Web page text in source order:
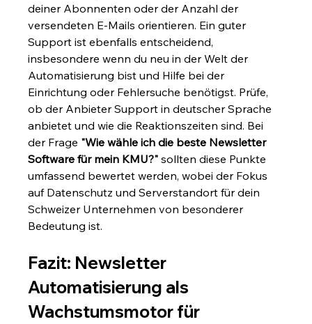
deiner Abonnenten oder der Anzahl der
versendeten E-Mails orientieren. Ein guter
Support ist ebenfalls entscheidend,
insbesondere wenn du neu in der Welt der
Automatisierung bist und Hilfe bei der
Einrichtung oder Fehlersuche benötigst. Prüfe,
ob der Anbieter Support in deutscher Sprache
anbietet und wie die Reaktionszeiten sind. Bei
der Frage "Wie wähle ich die beste Newsletter
Software für mein KMU?" sollten diese Punkte
umfassend bewertet werden, wobei der Fokus
auf Datenschutz und Serverstandort für dein
Schweizer Unternehmen von besonderer
Bedeutung ist.
Fazit: Newsletter
Automatisierung als
Wachstumsmotor für